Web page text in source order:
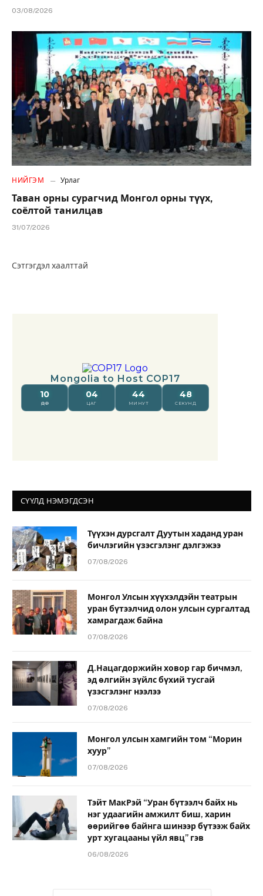
03/08/2026
НИЙГЭМ Урлаг
Таван орны сурагчид Монгол орны түүх,
соёлтой танилцав
31/07/2026
Сэтгэгдэл хаалттай
СҮҮЛД НЭМЭГДСЭН
Түүхэн дурсгалт Дуутын хаданд уран
бичлэгийн үзэсгэлэнг дэлгэжээ
07/08/2026
Монгол Улсын хүүхэлдэйн театрын
уран бүтээлчид олон улсын сургалтад
хамрагдаж байна
07/08/2026
Д.Нацагдоржийн ховор гар бичмэл,
эд өлгийн зүйлс бүхий тусгай
үзэсгэлэнг нээлээ
07/08/2026
Монгол улсын хамгийн том “Морин
хуур”
07/08/2026
Тэйт МакРэй “Уран бүтээлч байх нь
нэг удаагийн амжилт биш, харин
өөрийгөө байнга шинээр бүтээж байх
урт хугацааны үйл явц” гэв
06/08/2026